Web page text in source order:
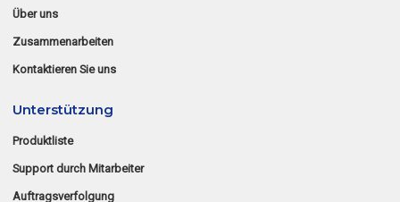
Über uns
Zusammenarbeiten
Kontaktieren Sie uns
Unterstützung
Produktliste
Support durch Mitarbeiter
Auftragsverfolgung